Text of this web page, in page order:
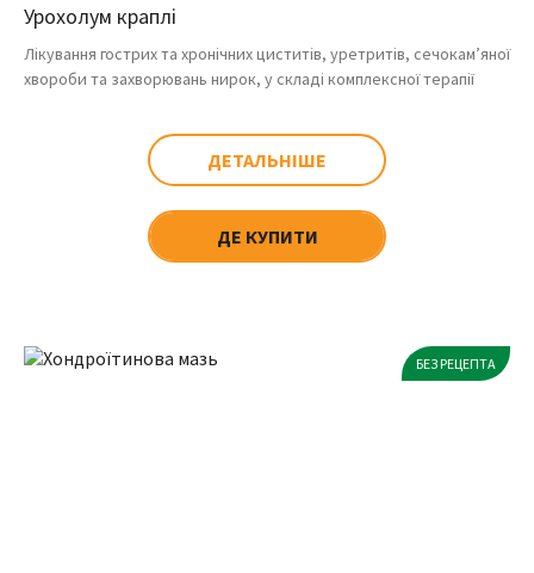
Урохолум краплі
Лікування гострих та хронічних циститів, уретритів, сечокам’яної
хвороби та захворювань нирок, у складі комплексної терапії
ДЕТАЛЬНІШЕ
ДЕ КУПИТИ
БЕЗ РЕЦЕПТА